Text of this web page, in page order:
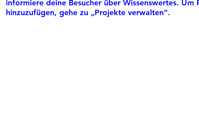
informiere deine Besucher über Wissenswertes. Um
hinzuzufügen, gehe zu „Projekte verwalten“.